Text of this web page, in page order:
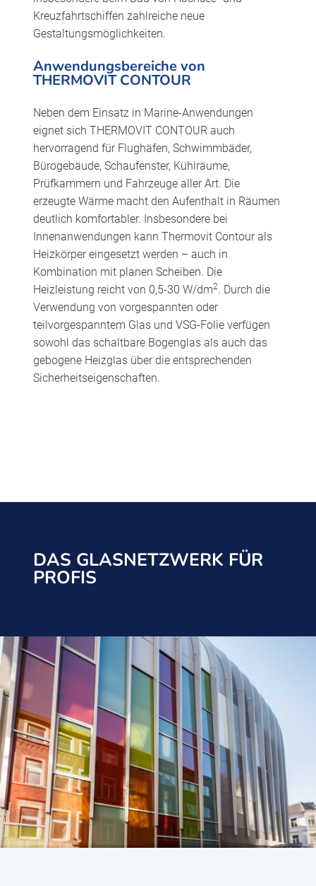
Kreuzfahrtschiffen zahlreiche neue
Gestaltungsmöglichkeiten.
Anwendungsbereiche von
THERMOVIT CONTOUR
Neben dem Einsatz in Marine-Anwendungen
eignet sich THERMOVIT CONTOUR auch
hervorragend für Flughäfen, Schwimmbäder,
Bürogebäude, Schaufenster, Kühlräume,
Prüfkammern und Fahrzeuge aller Art. Die
erzeugte Wärme macht den Aufenthalt in Räumen
deutlich komfortabler. Insbesondere bei
Innenanwendungen kann Thermovit Contour als
Heizkörper eingesetzt werden – auch in
Kombination mit planen Scheiben. Die
Heizleistung reicht von 0,5-30 W/dm2. Durch die
Verwendung von vorgespannten oder
teilvorgespanntem Glas und VSG-Folie verfügen
sowohl das schaltbare Bogenglas als auch das
gebogene Heizglas über die entsprechenden
Sicherheitseigenschaften.
DAS GLASNETZWERK FÜR
PROFIS